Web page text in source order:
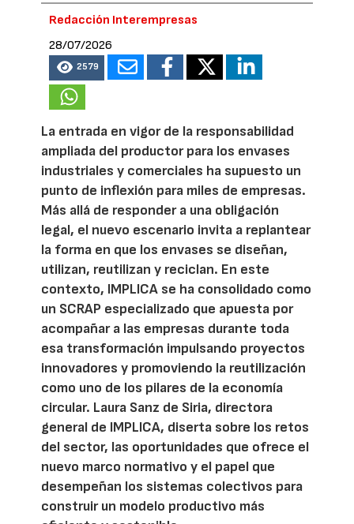
Redacción Interempresas
28/07/2026
2579
La entrada en vigor de la responsabilidad
ampliada del productor para los envases
industriales y comerciales ha supuesto un
punto de inflexión para miles de empresas.
Más allá de responder a una obligación
legal, el nuevo escenario invita a replantear
la forma en que los envases se diseñan,
utilizan, reutilizan y reciclan. En este
contexto, IMPLICA se ha consolidado como
un SCRAP especializado que apuesta por
acompañar a las empresas durante toda
esa transformación impulsando proyectos
innovadores y promoviendo la reutilización
como uno de los pilares de la economía
circular. Laura Sanz de Siria, directora
general de IMPLICA, diserta sobre los retos
del sector, las oportunidades que ofrece el
nuevo marco normativo y el papel que
desempeñan los sistemas colectivos para
construir un modelo productivo más